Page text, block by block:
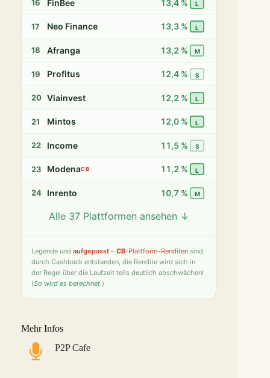
16 FinBee 13,4 % L
17 Neo Finance 13,3 % L
18 Afranga 13,2 % M
19 Profitus 12,4 % S
20 Viainvest 12,2 % L
21 Mintos 12,0 % L
22 Income 11,5 % S
23 ModenaCB 11,2 % L
24 Inrento 10,7 % M
Twino 9,8 %
27 PeerBerry 9,2 % S
28 Bondster
31
Alle 37 Plattformen ansehen ↓
Legende und aufgepasst – CB-Plattform-Renditen sind
durch Cashback entstanden, die Rendite wird sich in
der Regel über die Laufzeit teils deutlich abschwächen!
(So wird es berechnet.)
Mehr Infos
P2P Cafe